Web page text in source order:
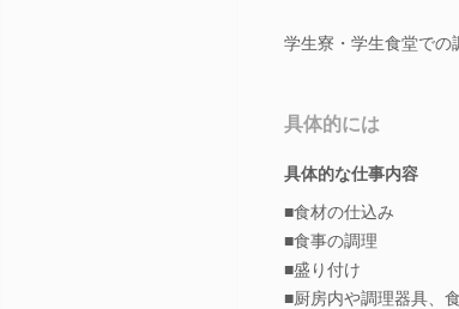
学生寮・学生食堂での
具体的には
具体的な仕事内容
■食材の仕込み
■食事の調理
■盛り付け
■厨房内や調理器具、